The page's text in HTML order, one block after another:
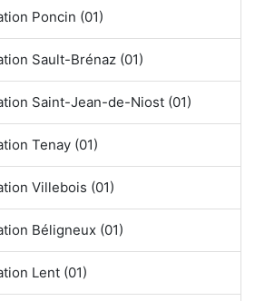
Poncin (01)
Sault-Brénaz (01)
Saint-Jean-de-Niost (01)
Tenay (01)
Villebois (01)
Béligneux (01)
Lent (01)